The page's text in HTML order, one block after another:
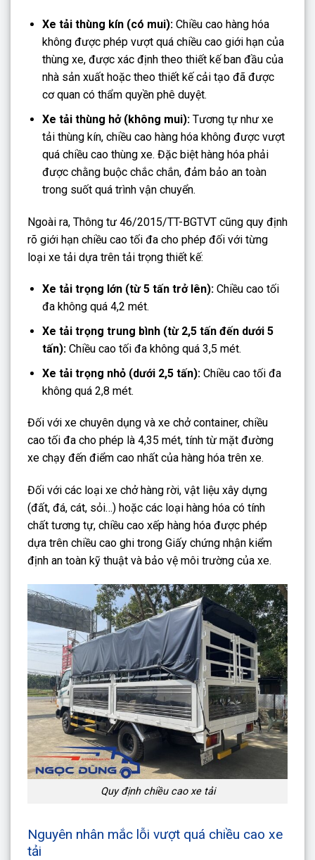
Xe tải thùng kín (có mui):Chiều cao hàng hóa
không được phép vượt quá chiều cao giới hạn của
thùng xe, được xác định theo thiết kế ban đầu của
nhà sản xuất hoặc theo thiết kế cải tạo đã được
cơ quan có thẩm quyền phê duyệt.
Xe tải thùng hở (không mui):Tương tự như xe
tải thùng kín, chiều cao hàng hóa không được vượt
quá chiều cao thùng xe. Đặc biệt hàng hóa phải
được chằng buộc chắc chắn, đảm bảo an toàn
trong suốt quá trình vận chuyển.
Ngoài ra, Thông tư 46/2015/TT-BGTVT cũng quy định
rõ giới hạn chiều cao tối đa cho phép đối với từng
loại xe tải dựa trên tải trọng thiết kế:
Xe tải trọng lớn (từ 5 tấn trở lên):Chiều cao tối
đa không quá 4,2 mét.
Xe tải trọng trung bình (từ 2,5 tấn đến dưới 5
tấn):Chiều cao tối đa không quá 3,5 mét.
Xe tải trọng nhỏ (dưới 2,5 tấn):Chiều cao tối đa
không quá 2,8 mét.
Đối với xe chuyên dụng và xe chở container, chiều
cao tối đa cho phép là 4,35 mét, tính từ mặt đường
xe chạy đến điểm cao nhất của hàng hóa trên xe.
Đối với các loại xe chở hàng rời, vật liệu xây dựng
(đất, đá, cát, sỏi…) hoặc các loại hàng hóa có tính
chất tương tự, chiều cao xếp hàng hóa được phép
dựa trên chiều cao ghi trong Giấy chứng nhận kiểm
định an toàn kỹ thuật và bảo vệ môi trường của xe.
Quy định chiều cao xe tải
Nguyên nhân mắc lỗi vượt quá chiều cao xe
tải